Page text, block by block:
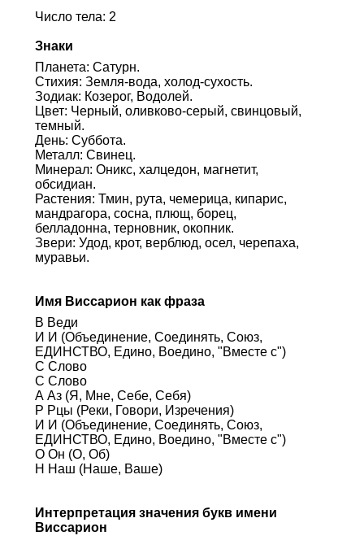
Число тела: 2
Знаки
Планета: Сатурн.
Стихия: Земля-вода, холод-сухость.
Зодиак: Козерог, Водолей.
Цвет: Черный, оливково-серый, свинцовый,
темный.
День: Суббота.
Металл: Свинец.
Минерал: Оникс, халцедон, магнетит,
обсидиан.
Растения: Тмин, рута, чемерица, кипарис,
мандрагора, сосна, плющ, борец,
белладонна, терновник, окопник.
Звери: Удод, крот, верблюд, осел, черепаха,
муравьи.
Имя Виссарион как фраза
В Веди
И И (Объединение, Соединять, Союз,
ЕДИНСТВО, Едино, Воедино, "Вместе с")
С Слово
С Слово
А Аз (Я, Мне, Себе, Себя)
Р Рцы (Реки, Говори, Изречения)
И И (Объединение, Соединять, Союз,
ЕДИНСТВО, Едино, Воедино, "Вместе с")
О Он (О, Об)
Н Наш (Наше, Ваше)
Интерпретация значения букв имени
Виссарион